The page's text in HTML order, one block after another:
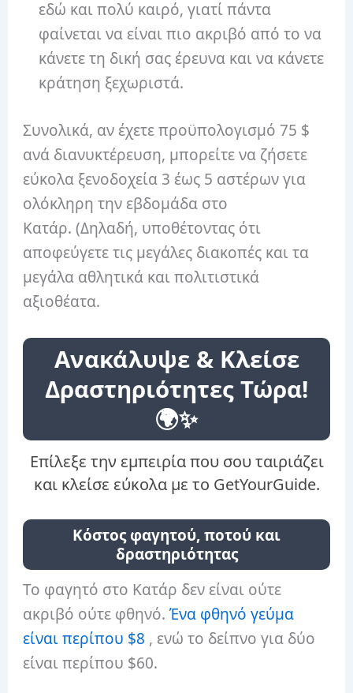
εδώ και πολύ καιρό, γιατί πάντα
φαίνεται να είναι πιο ακριβό από το να
κάνετε τη δική σας έρευνα και να κάνετε
κράτηση ξεχωριστά.
Συνολικά, αν έχετε προϋπολογισμό 75 $
ανά διανυκτέρευση, μπορείτε να ζήσετε
εύκολα ξενοδοχεία 3 έως 5 αστέρων για
ολόκληρη την εβδομάδα στο
Κατάρ. (Δηλαδή, υποθέτοντας ότι
αποφεύγετε τις μεγάλες διακοπές και τα
μεγάλα αθλητικά και πολιτιστικά
αξιοθέατα.
Ανακάλυψε & Κλείσε
Δραστηριότητες Τώρα!
🌍✨
Επίλεξε την εμπειρία που σου ταιριάζει
και κλείσε εύκολα με το GetYourGuide.
Κόστος φαγητού, ποτού και
δραστηριότητας
Το φαγητό στο Κατάρ δεν είναι ούτε
ακριβό ούτε φθηνό.Ένα φθηνό γεύμα
είναι περίπου $8 , ενώ το δείπνο για δύο
είναι περίπου $60.